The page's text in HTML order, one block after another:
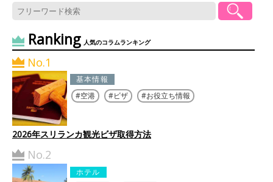
Ranking 人気のコラムランキング
No.1
基本情報
空港
ビザ お役立ち情報
2026年スリランカ観光ビザ取得方法
No.2
ホテル